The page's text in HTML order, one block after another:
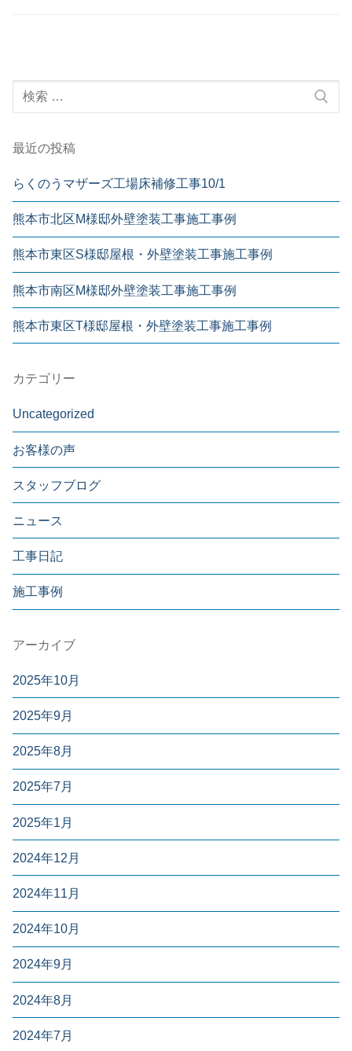
シ
ョ
最近の投稿
らくのうマザーズ工場床補修工事10/1
熊本市北区M様邸外壁塗装工事施工事例
熊本市東区S様邸屋根・外壁塗装工事施工事例
熊本市南区M様邸外壁塗装工事施工事例
熊本市東区T様邸屋根・外壁塗装工事施工事例
カテゴリー
Uncategorized
お客様の声
スタッフブログ
ニュース
工事日記
施工事例
アーカイブ
2025年10月
2025年9月
2025年8月
2025年7月
2025年1月
2024年12月
2024年11月
2024年10月
2024年9月
2024年8月
2024年7月